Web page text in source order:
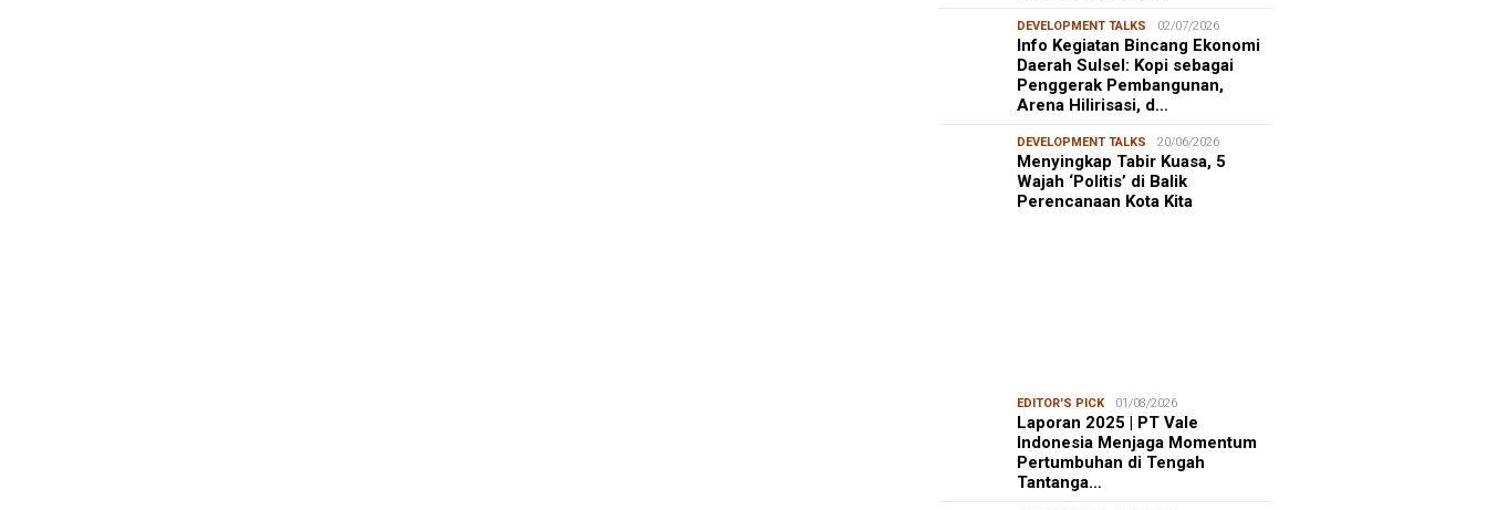
DEVELOPMENT TALKS 02/07/2026
Info Kegiatan Bincang Ekonomi
Daerah Sulsel: Kopi sebagai
Penggerak Pembangunan,
Arena Hilirisasi, d…
DEVELOPMENT TALKS 20/06/2026
Menyingkap Tabir Kuasa, 5
Wajah ‘Politis’ di Balik
Perencanaan Kota Kita
EDITOR'S PICK 01/08/2026
Laporan 2025 | PT Vale
Indonesia Menjaga Momentum
Pertumbuhan di Tengah
Tantanga…